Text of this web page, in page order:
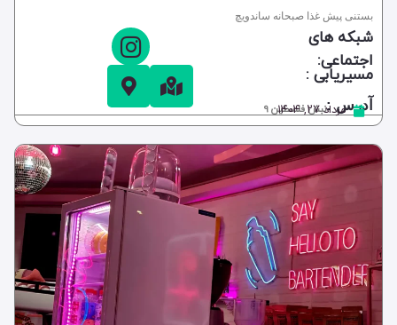
بستنی پیش غذا صبحانه ساندویچ
شبکه های
اجتماعی:
مسیریابی :
نبش فلسطین 9آدرس :
مرداد ۲۷, ۱۴۰۴